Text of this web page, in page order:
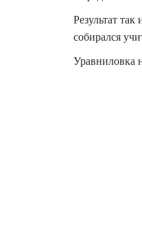
Результат
собирался
Уравниловка